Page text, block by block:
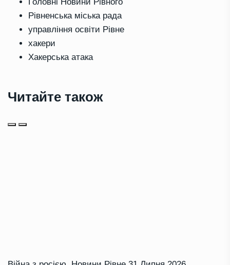
Рівненська міська рада
управління освіти Рівне
хакери
Хакерська атака
Читайте також